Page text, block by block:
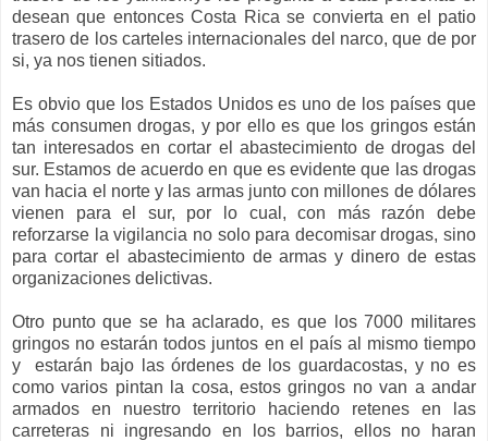
desean que entonces Costa Rica se convierta en el patio
trasero de los carteles internacionales del narco, que de por
si, ya nos tienen sitiados.
Es obvio que los Estados Unidos es uno de los países que
más consumen drogas, y por ello es que los gringos están
tan interesados en cortar el abastecimiento de drogas del
sur. Estamos de acuerdo en que es evidente que las drogas
van hacia el norte y las armas junto con millones de dólares
vienen para el sur, por lo cual, con más razón debe
reforzarse la vigilancia no solo para decomisar drogas, sino
para cortar el abastecimiento de armas y dinero de estas
organizaciones delictivas.
Otro punto que se ha aclarado, es que los 7000 militares
gringos no estarán todos juntos en el país al mismo tiempo
y estarán bajo las órdenes de los guardacostas, y no es
como varios pintan la cosa, estos gringos no van a andar
armados en nuestro territorio haciendo retenes en las
carreteras ni ingresando en los barrios, ellos no haran